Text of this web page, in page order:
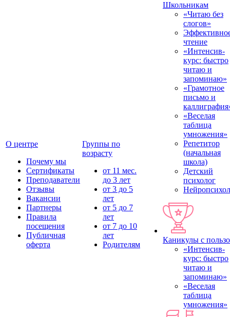
О центре
Почему мы
Сертификаты
Преподаватели
Отзывы
Вакансии
Партнеры
Правила
посещения
Публичная
оферта
Группы по
возрасту
от 11 мес.
до 3 лет
от 3 до 5
лет
от 5 до 7
лет
от 7 до 10
лет
Родителям
Школьникам
«Читаю без
слогов»
чтение
«Интенсив-
курс: быстро
читаю и
запоминаю»
«Грамотное
письмо и
«Веселая
таблица
умножения»
Репетитор
(начальная
школа)
Детский
психолог
Каникулы с
«Интенсив-
курс: быстро
читаю и
запоминаю»
«Веселая
таблица
умножения»